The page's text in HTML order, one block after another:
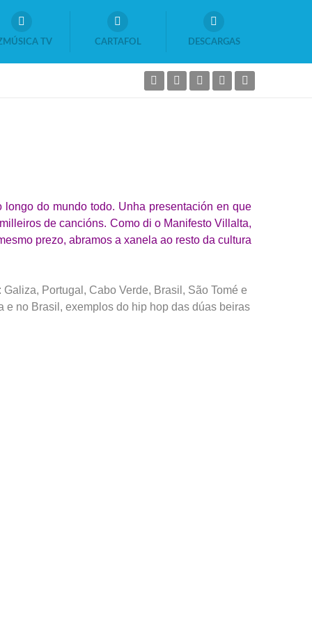
TV CARTAFOL DESCARGAS
do mundo todo. Unha presentación en que
de cancións. Como di o Manifesto Villalta,
prezo, abramos a xanela ao resto da cultura
Portugal, Cabo Verde, Brasil, São Tomé e
e no Brasil, exemplos do hip hop das dúas beiras